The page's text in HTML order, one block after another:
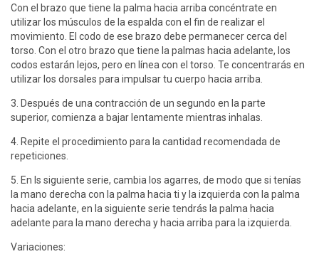
Con el brazo que tiene la palma hacia arriba concéntrate en
utilizar los músculos de la espalda con el fin de realizar el
movimiento. El codo de ese brazo debe permanecer cerca del
torso. Con el otro brazo que tiene la palmas hacia adelante, los
codos estarán lejos, pero en línea con el torso. Te concentrarás en
utilizar los dorsales para impulsar tu cuerpo hacia arriba.
3. Después de una contracción de un segundo en la parte
superior, comienza a bajar lentamente mientras inhalas.
4. Repite el procedimiento para la cantidad recomendada de
repeticiones.
5. En ls siguiente serie, cambia los agarres, de modo que si tenías
la mano derecha con la palma hacia ti y la izquierda con la palma
hacia adelante, en la siguiente serie tendrás la palma hacia
adelante para la mano derecha y hacia arriba para la izquierda.
Variaciones: